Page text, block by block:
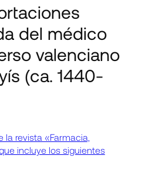
del médico
valenciano
(ca. 1440-
la revista «Farmacia,
incluye los siguientes